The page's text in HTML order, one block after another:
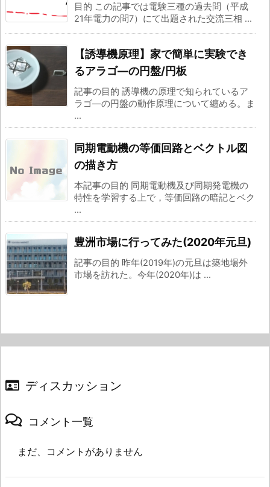
目的 この記事では電験三種の過去問（平成
21年電力の問7）にて出題された交流三相 ...
【誘導機原理】家で簡単に実験でき
るアラゴ―の円盤/円板
記事の目的 誘導機の原理で知られているア
ラゴ―の円盤の動作原理について纏める。ま
...
同期電動機の等価回路とベクトル図
の描き方
本記事の目的 同期電動機及び同期発電機の
特性を学習する上で，等価回路の暗記とベク
...
豊洲市場に行ってみた(2020年元旦)
記事の目的 昨年(2019年)の元旦は築地場外
市場を訪れた。今年(2020年)は ...
ディスカッション
コメント一覧
まだ、コメントがありません